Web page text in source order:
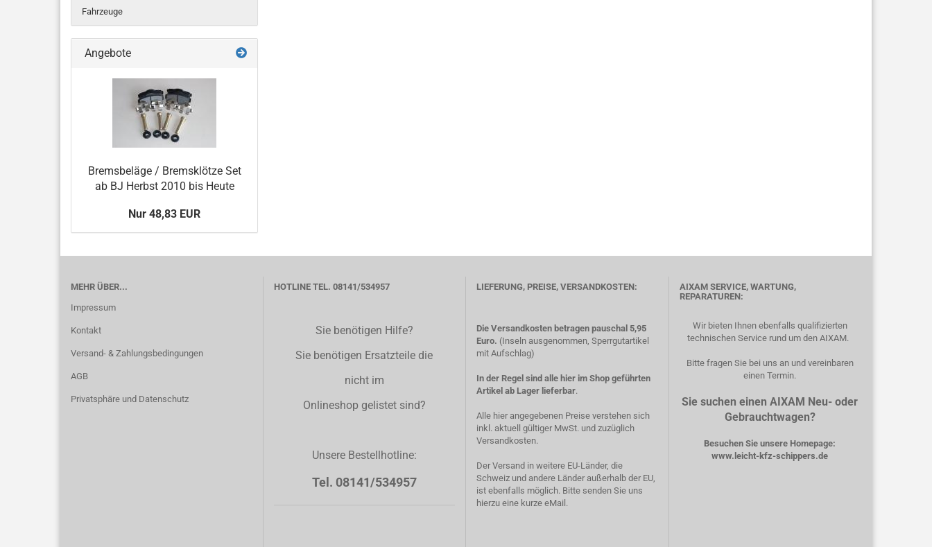
Fahrzeuge
Angebote
Bremsbeläge / Bremsklötze Set
ab BJ Herbst 2010 bis Heute
Nur 48,83 EUR
MEHR ÜBER...
Impressum
Kontakt
Versand- & Zahlungsbedingungen
AGB
Privatsphäre und Datenschutz
HOTLINE TEL. 08141/534957
Sie benötigen Hilfe?
Sie benötigen Ersatzteile die
nicht im
Onlineshop gelistet sind?
Unsere Bestellhotline:
Tel. 08141/534957
LIEFERUNG, PREISE, VERSANDKOSTEN:
Die Versandkosten betragen pauschal 5,95
Euro. (Inseln ausgenommen, Sperrgutartikel
mit Aufschlag)
In der Regel sind alle hier im Shop geführten
Artikel ab Lager lieferbar.
Alle hier angegebenen Preise verstehen sich
inkl. aktuell gültiger MwSt. und zuzüglich
Versandkosten.
Der Versand in weitere EU-Länder, die
Schweiz und andere Länder außerhalb der EU,
ist ebenfalls möglich. Bitte senden Sie uns
hierzu eine kurze eMail.
AIXAM SERVICE, WARTUNG,
REPARATUREN:
Wir bieten Ihnen ebenfalls qualifizierten
technischen Service rund um den AIXAM.
Bitte fragen Sie bei uns an und vereinbaren
einen Termin.
Sie suchen einen AIXAM Neu- oder
Gebrauchtwagen?
Besuchen Sie unsere Homepage:
www.leicht-kfz-schippers.de